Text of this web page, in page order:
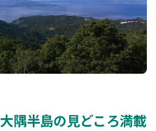
隅半島の見どころ満載